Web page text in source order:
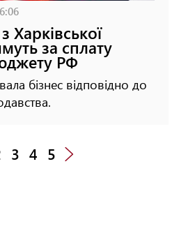
за сплату
РФ
бізнес відповідно до
3 4 5